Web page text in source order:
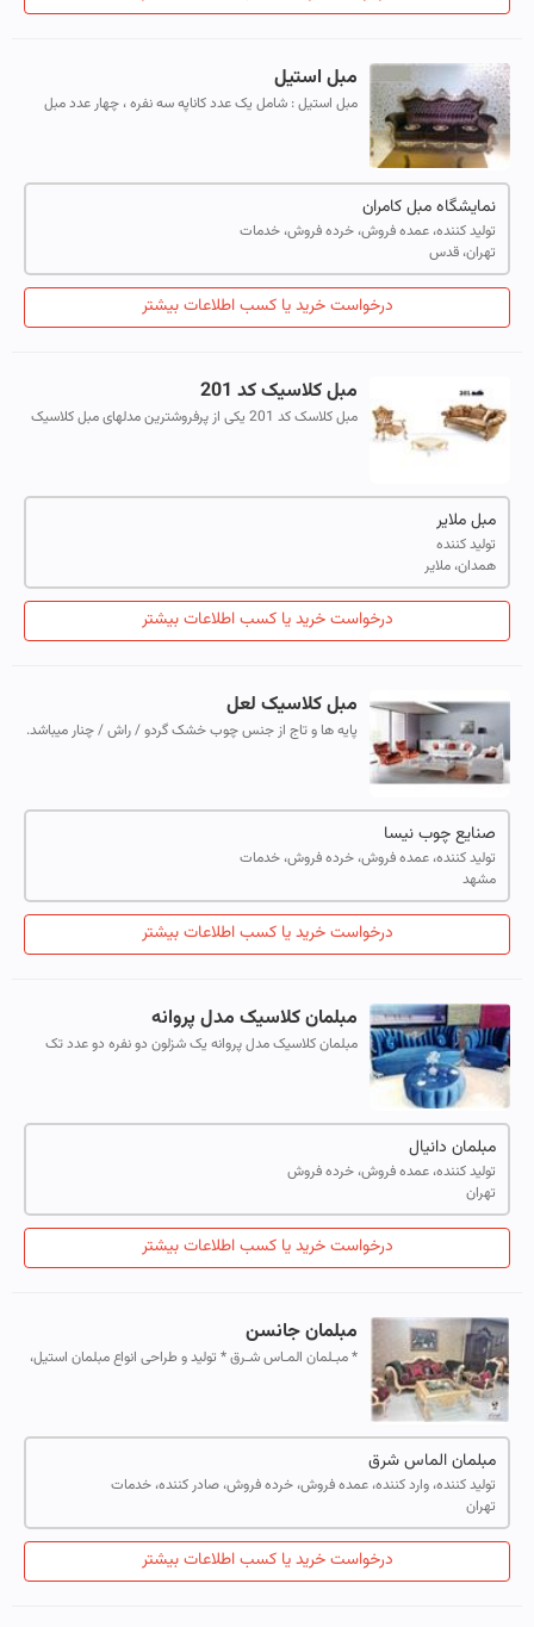
مبل استیل
مبل استیل : شامل یک عدد کاناپه سه نفره ، چهار عدد مبل
نمایشگاه مبل کامران
تولید کننده، عمده فروش، خرده فروش، خدمات
تهران، قدس
درخواست خرید یا کسب اطلاعات بیشتر
مبل کلاسیک کد 201
مبل کلاسک کد 201 یکی از پرفروشترین مدلهای مبل کلاسیک
مبل ملایر
تولید کننده
همدان، ملایر
درخواست خرید یا کسب اطلاعات بیشتر
مبل کلاسیک لعل
پایه ها و تاج از جنس چوب خشک گردو / راش / چنار میباشد.
صنایع چوب نیسا
تولید کننده، عمده فروش، خرده فروش، خدمات
مشهد
درخواست خرید یا کسب اطلاعات بیشتر
مبلمان کلاسیک مدل پروانه
مبلمان کلاسیک مدل پروانه یک شزلون دو نفره دو عدد تک
مبلمان دانیال
تولید کننده، عمده فروش، خرده فروش
تهران
درخواست خرید یا کسب اطلاعات بیشتر
مبلمان جانسن
* مبـلمان المـاس شـرق * تولید و طراحی انواع مبلمان استیل،
مبلمان الماس شرق
تولید کننده، وارد کننده، عمده فروش، خرده فروش، صادر کننده، خدمات
تهران
درخواست خرید یا کسب اطلاعات بیشتر